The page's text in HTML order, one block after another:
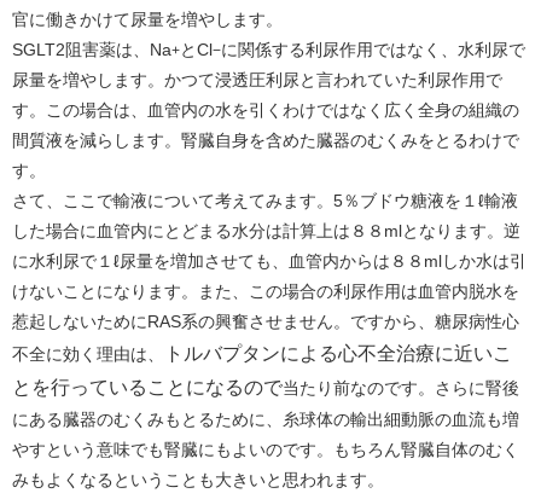
官に働きかけて尿量を増やします。
SGLT2阻害薬は、 Na+とCl−に関係する利尿作用ではなく、水利尿で
尿量を増やします。かつて浸透圧利尿と言われていた利尿作用で
す。この場合は、血管内の水を引くわけではなく広く全身の組織の
間質液を減らします。腎臓自身を含めた臓器のむくみをとるわけで
す。
さて、ここで輸液について考えてみます。5％ブドウ糖液を１ℓ輸液
した場合に血管内にとどまる水分は計算上は８８mlとなります。逆
に水利尿で１ℓ尿量を増加させても、血管内からは８８mlしか水は引
けないことになります。また、この場合の利尿作用は血管内脱水を
惹起しないためにRAS系の興奮させません。ですから、糖尿病性心
不全に効く理由は、
トルバプタンによる心不全治療に近いこ
とを行っていることになるので当たり前なのです。さらに腎後
にある臓器のむくみもとるために、糸球体の輸出細動脈の血流も増
やすという意味でも腎臓にもよいのです。もちろん腎臓自体のむく
みもよくなるということも大きいと思われます。